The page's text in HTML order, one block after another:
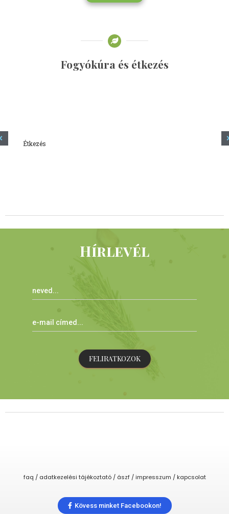
Fogyókúra és étkezés
Étkezés
Hírlevél
FELIRATKOZOK
faq / adatkezelési tájékoztató / ászf / impresszum / kapcsolat
Kövess minket Facebookon!